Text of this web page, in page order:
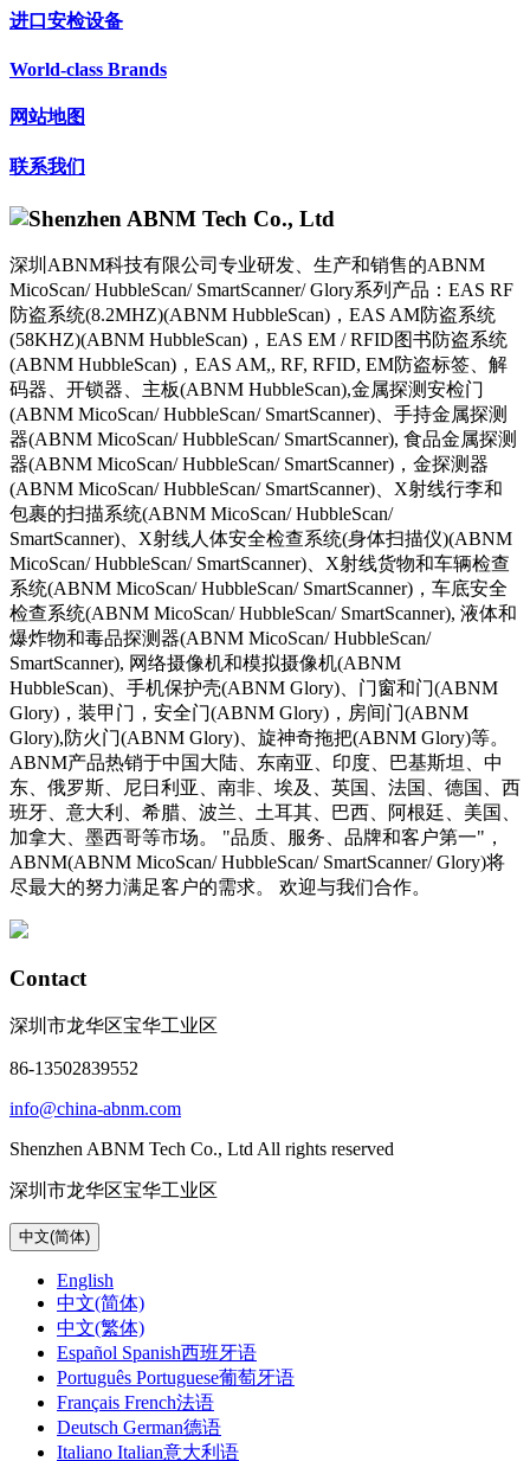
进口安检设备
World-class Brands
网站地图
联系我们
深圳ABNM科技有限公司专业研发、生产和销售的ABNM
MicoScan/ HubbleScan/ SmartScanner/ Glory系列产品：EAS RF
防盗系统(8.2MHZ)(ABNM HubbleScan)，EAS AM防盗系统
(58KHZ)(ABNM HubbleScan)，EAS EM / RFID图书防盗系统
(ABNM HubbleScan)，EAS AM,, RF, RFID, EM防盗标签、解
码器、开锁器、主板(ABNM HubbleScan),金属探测安检门
(ABNM MicoScan/ HubbleScan/ SmartScanner)、手持金属探测
器(ABNM MicoScan/ HubbleScan/ SmartScanner), 食品金属探测
器(ABNM MicoScan/ HubbleScan/ SmartScanner)，金探测器
(ABNM MicoScan/ HubbleScan/ SmartScanner)、X射线行李和
包裹的扫描系统(ABNM MicoScan/ HubbleScan/
SmartScanner)、X射线人体安全检查系统(身体扫描仪)(ABNM
MicoScan/ HubbleScan/ SmartScanner)、X射线货物和车辆检查
系统(ABNM MicoScan/ HubbleScan/ SmartScanner)，车底安全
检查系统(ABNM MicoScan/ HubbleScan/ SmartScanner), 液体和
爆炸物和毒品探测器(ABNM MicoScan/ HubbleScan/
SmartScanner), 网络摄像机和模拟摄像机(ABNM
HubbleScan)、手机保护壳(ABNM Glory)、门窗和门(ABNM
Glory)，装甲门，安全门(ABNM Glory)，房间门(ABNM
Glory),防火门(ABNM Glory)、旋神奇拖把(ABNM Glory)等。
ABNM产品热销于中国大陆、东南亚、印度、巴基斯坦、中
东、俄罗斯、尼日利亚、南非、埃及、英国、法国、德国、西
班牙、意大利、希腊、波兰、土耳其、巴西、阿根廷、美国、
加拿大、墨西哥等市场。 "品质、服务、品牌和客户第一"，
ABNM(ABNM MicoScan/ HubbleScan/ SmartScanner/ Glory)将
尽最大的努力满足客户的需求。 欢迎与我们合作。
Contact
深圳市龙华区宝华工业区
86-13502839552
info@china-abnm.com
Shenzhen ABNM Tech Co., Ltd All rights reserved
深圳市龙华区宝华工业区
中文(简体)
English
中文(简体)
中文(繁体)
Español Spanish西班牙语
Português Portuguese葡萄牙语
Français French法语
Deutsch German德语
Italiano Italian意大利语